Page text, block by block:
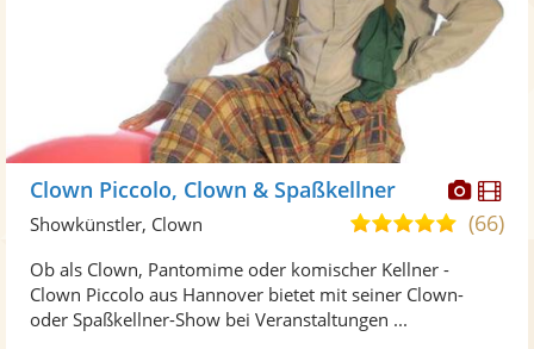
Clown Piccolo, Clown & Spaßkellner
5,0(66)
Showkünstler, Clown
Ob als Clown, Pantomime oder komischer Kellner -
Clown Piccolo aus Hannover bietet mit seiner Clown-
oder Spaßkellner-Show bei Veranstaltungen ...